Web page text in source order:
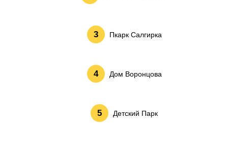
Пкарк Салгирка
Дом Воронцова
Детский Парк